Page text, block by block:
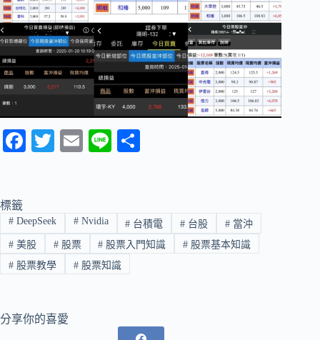
Fa
ok
T
r
E
Li
標籤
#DeepSeek #Nvidia # 台積電 # 台股 # 當沖
#美股 #股票 # 股票入門知識 # 股票基本知識
#股票教學 #股票知識
分享你的喜愛